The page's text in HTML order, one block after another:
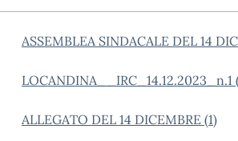
ASSEMBLEA SINDACALE DEL 14
LOCANDINA__IRC_14.12.2023_n.1
ALLEGATO DEL 14 DICEMBRE (1)